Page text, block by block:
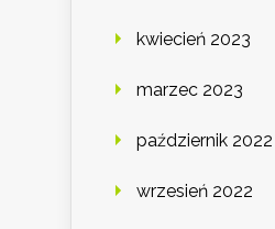
kwiecień 2023
marzec 2023
październik 2022
wrzesień 2022